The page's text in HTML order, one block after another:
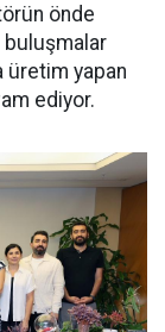
önde
üretim yapan
ediyor.